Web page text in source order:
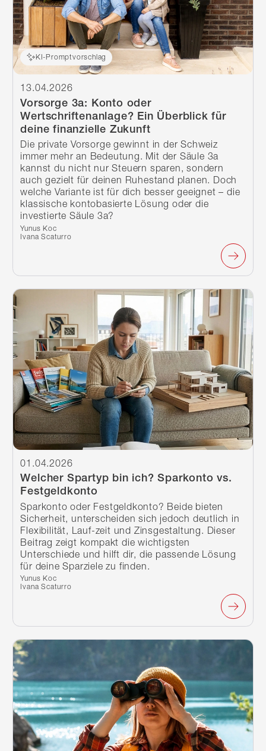
KI-Promptvorschlag
Vorsorge 3a: Konto oder
Wertschriftenanlage? Ein Überblick für
deine finanzielle Zukunft
13.04.2026
Die private Vorsorge gewinnt in der Schweiz
immer mehr an Bedeutung. Mit der Säule 3a
kannst du nicht nur Steuern sparen, sondern
auch gezielt für deinen Ruhestand planen. Doch
welche Variante ist für dich besser geeignet – die
klassische kontobasierte Lösung oder die
investierte Säule 3a?
Verfasst von:
Yunus Koc
Ivana Scaturro
Welcher Spartyp bin ich? Sparkonto vs.
Festgeldkonto
01.04.2026
Sparkonto oder Festgeldkonto? Beide bieten
Sicherheit, unterscheiden sich jedoch deutlich in
Flexibilität, Lauf-zeit und Zinsgestaltung. Dieser
Beitrag zeigt kompakt die wichtigsten
Unterschiede und hilft dir, die passende Lösung
für deine Sparziele zu finden.
Verfasst von:
Yunus Koc
Ivana Scaturro
Weiterlesen
Weiterlesen